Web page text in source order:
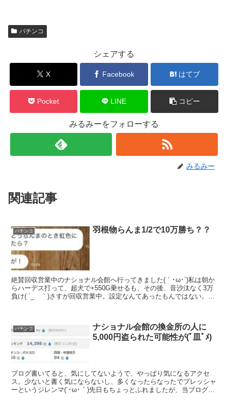
パチンコ
シェアする
X Facebook はてブ
Pocket LINE コピー
みるみーをフォローする
みるみー
関連記事
パチンコ 羽根物らんま1/2で10万勝ち？？
絶賛回収営業中のナショナル会館へ行ってきました(｀･ω･´)私は朝か
らハーデス打って、超犬で+550G乗せるも、その後、音沙汰なく3万
負け( ´_ゝ｀)さすが回収営業中。設定なんてあったもんではない。彼
パチンコ
ナショナル会館の換金所の人に
5,000円盗られた可能性が(ﾟ皿ﾟﾒ)
ブログ書いてると、気にしてないようで、やっぱり気になるアクセ
ス。少ないと書く気にならないし、多くなったらなったでプレッシャ
ーというジレンマ(´･ω･｀)先日もちょっとふれましたが、当ブログの